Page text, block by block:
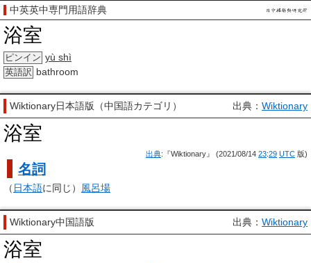
中英英中専門用語辞典
浴室
ピンイン yù shì
英語訳 bathroom
Wiktionary日本語版（中国語カテゴリ） 出典： Wiktionary
浴室
出典:『Wiktionary』 (2021/08/14 23:29 UTC 版)
名詞
（ 日本語に同じ） 風呂場
Wiktionary中国語版 出典： Wiktionary
浴室